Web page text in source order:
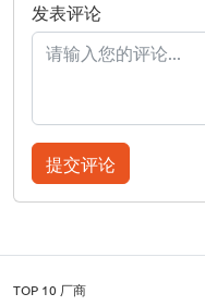
发表评论
提交评论
TOP 10 厂商